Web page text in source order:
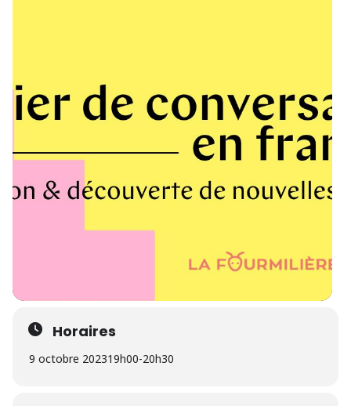
Horaires
9 octobre 202319h00-20h30